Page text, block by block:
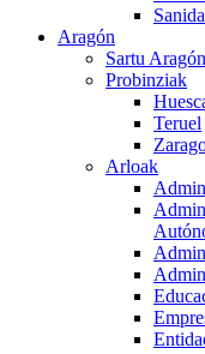
Aragón
Sartu Aragón
Probinziak
Teruel
Arloak